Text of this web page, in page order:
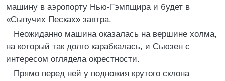
машину в аэропорту Нью-Гэмпщира и будет в
«Сыпучих Песках» завтра.
Неожиданно машина оказалась на вершине холма,
на который так долго карабкалась, и Сьюзен с
интересом оглядела окрестности.
Прямо перед ней у подножия крутого склона